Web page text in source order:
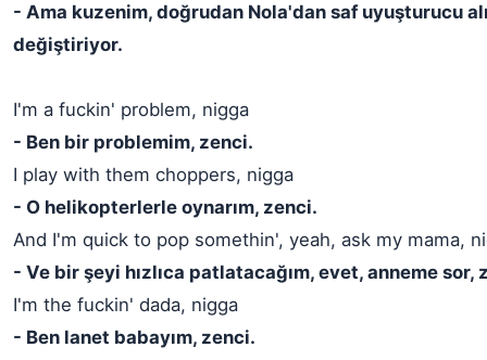
- Ama kuzenim, doğrudan Nola'dan saf uyuşturucu
değiştiriyor.
I'm a fuckin' problem, nigga
- Ben bir problemim, zenci.
I play with them choppers, nigga
- O helikopterlerle oynarım, zenci.
And I'm quick to pop somethin', yeah, ask my mama,
- Ve bir şeyi hızlıca patlatacağım, evet, anneme sor,
I'm the fuckin' dada, nigga
- Ben lanet babayım, zenci.